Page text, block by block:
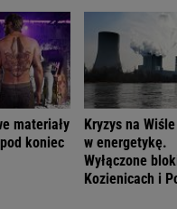
materiały
koniec
Kryzys na
w energetykę.
Wyłączone
Kozienicach i